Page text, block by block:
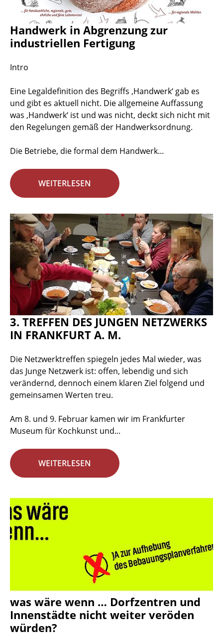
Handwerk in Abgrenzung zur
industriellen Fertigung
Intro
Eine Legaldefinition des Begriffs ‚Handwerk‘ gab es
und gibt es aktuell nicht. Die allgemeine Auffassung
was ‚Handwerk‘ ist und was nicht, deckt sich nicht mit
den Regelungen gemäß der Handwerksordnung.
Die Betriebe, die formal dem Handwerk...
WEITERLESEN
3. TREFFEN DES JUNGEN NETZWERKS
IN FRANKFURT A. M.
Die Netzwerktreffen spiegeln jedes Mal wieder, was
das Junge Netzwerk ist: offen, lebendig und sich
verändernd, dennoch einem klaren Ziel folgend und
gemeinsamen Werten treu.
Am 8. und 9. Februar kamen wir im Frankfurter
Museum für Kochkunst und...
WEITERLESEN
was wäre wenn … Dorfzentren und
Innenstädte nicht weiter veröden
würden?